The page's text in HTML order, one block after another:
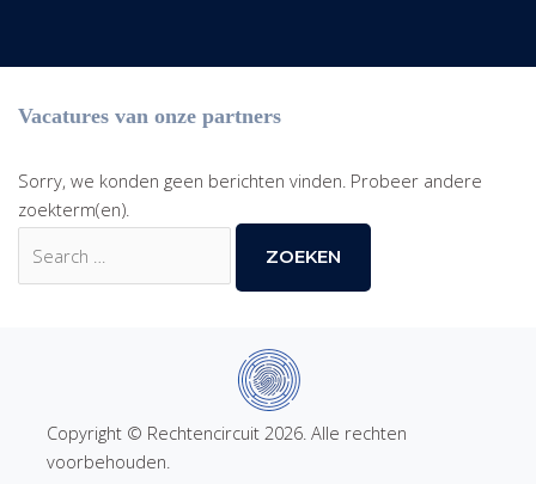
Vacatures van onze partners
Sorry, we konden geen berichten vinden. Probeer andere
zoekterm(en).
Zoek
naar:
Copyright © Rechtencircuit 2026. Alle rechten
voorbehouden.